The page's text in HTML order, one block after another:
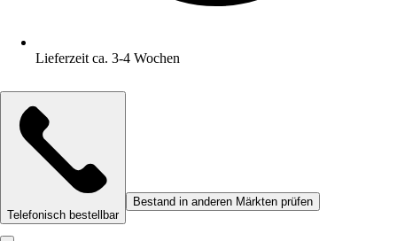
Lieferzeit ca. 3-4 Wochen
Telefonisch bestellbar
Bestand in anderen Märkten prüfen